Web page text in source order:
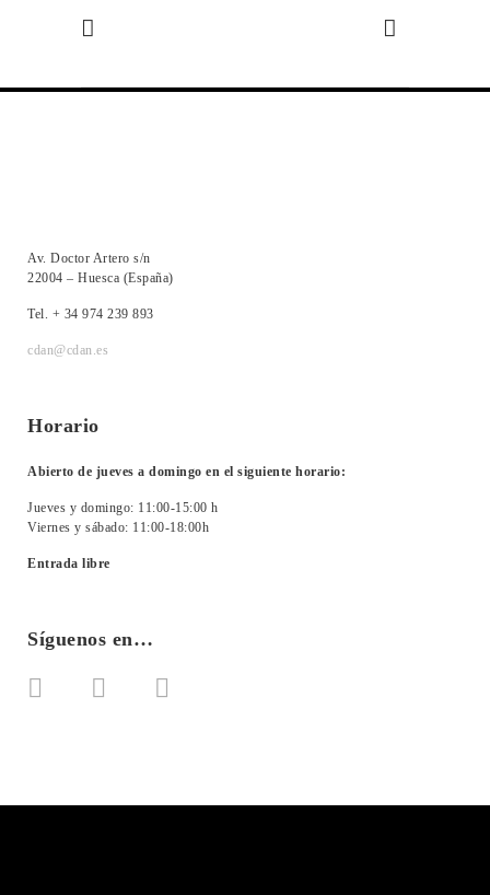
Av. Doctor Artero s/n
22004 – Huesca (España)
Tel. + 34 974 239 893
cdan@cdan.es
Horario
Abierto de jueves a domingo en el siguiente horario:
Jueves y domingo: 11:00-15:00 h
Viernes y sábado: 11:00-18:00h
Entrada libre
Síguenos en…